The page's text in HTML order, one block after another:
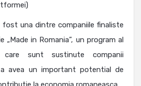
fost una dintre companiile finaliste
„Made in Romania”, un program al
care sunt sustinute companii
avea un important potential de